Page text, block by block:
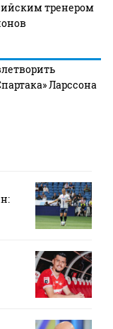
тренером
Ларссона